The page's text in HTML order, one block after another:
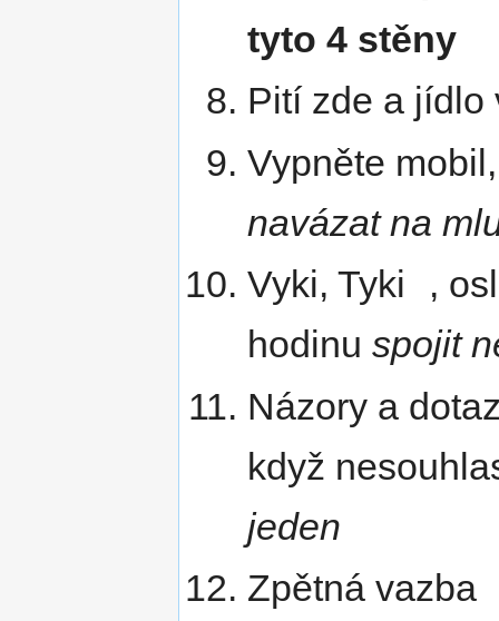
tyto 4 stěny
Pití zde a
Vypněte
navázat na
Vyki, Tyki ,
hodinu spojit
Názory a
když
jeden
Zpětná vazba